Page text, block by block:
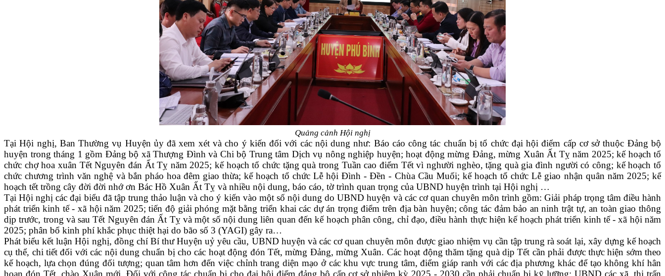
Quảng cảnh Hội nghị
Tại Hội nghị, Ban Thường vụ Huyện ủy đã xem xét và cho ý kiến đối với các nội dung như: Báo cáo công tác chuẩn bị tổ chức đại hội điểm cấp cơ sở thuộc Đảng bộ
huyện trong tháng 1 gồm Đảng bộ xã Thượng Đình và Chi bộ Trung tâm Dịch vụ nông nghiệp huyện; hoạt động mừng Đảng, mừng Xuân Ất Tỵ năm 2025; kế hoạch tổ
chức chợ hoa xuân Tết Nguyên đán Ất Tỵ năm 2025; kế hoạch tổ chức tặng quà trong Tuần cao điểm Tết vì nghười nghèo, tặng quà gia đình người có công; kế hoạch tổ
chức chương trình văn nghệ và bắn pháo hoa đêm giao thừa; kế hoạch tổ chức Lễ hội Đình - Đền - Chùa Cầu Muối; kế hoạch tổ chức Lễ giao nhận quân năm 2025; kế
hoạch tết trồng cây đời đời nhớ ơn Bác Hồ Xuân Ất Tỵ và nhiều nội dung, báo cáo, tờ trình quan trọng của UBND huyện trình tại Hội nghị …
Tại Hội nghị các đại biểu đã tập trung thảo luận và cho ý kiến vào một số nội dung do UBND huyện và các cơ quan chuyên môn trình gồm: Giải pháp trọng tâm điều hành
phát triển kinh tế - xã hội năm 2025; tiến độ giải phóng mặt bằng triển khai các dự án trọng điểm trên địa bàn huyện; công tác đảm bảo an ninh trật tự, an toàn giao thông
dịp trước, trong và sau Tết Nguyên đán Ất Tỵ và một số nội dung liên quan đến kế hoạch phân công, chỉ đạo, điều hành thực hiện kế hoạch phát triển kinh tế - xã hội năm
2025; phân bổ kinh phí khắc phục thiệt hại do bão số 3 (YAGI) gây ra…
Phát biểu kết luận Hội nghị, đồng chí Bí thư Huyện uỷ yêu cầu, UBND huyện và các cơ quan chuyên môn được giao nhiệm vụ cần tập trung rà soát lại, xây dựng kế hoạch
cụ thể, chi tiết đối với các nội dung chuẩn bị cho các hoạt động đón Tết, mừng Đảng, mừng Xuân. Các hoạt động thăm tặng quà dịp Tết cần phải được thực hiện sớm theo
kế hoạch, lựa chọn đúng đối tượng; quan tâm hơn đến việc chỉnh trang diện mạo ở các khu vực trung tâm, điểm giáp ranh với các địa phương khác để tạo không khí hân
hoan đón Tết, chào Xuân mới. Đối với công tác chuẩn bị cho đại hội điểm đảng bộ cấp cơ sở nhiệm kỳ 2025 - 2030 cần phải chuẩn bị kỹ lưỡng; UBND các xã, thị trấn